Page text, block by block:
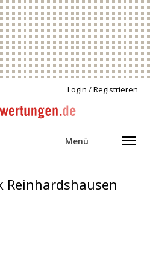
Login / Registrieren
Menü
Reinhardshausen